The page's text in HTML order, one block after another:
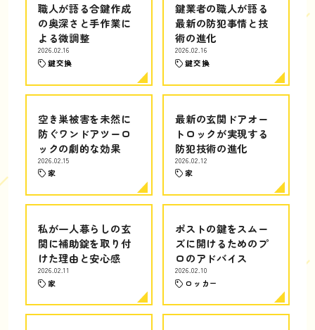
職人が語る合鍵作成
の奥深さと手作業に
よる微調整
2026.02.16
鍵交換
鍵業者の職人が語る
最新の防犯事情と技
術の進化
2026.02.16
鍵交換
空き巣被害を未然に
防ぐワンドアツーロ
ックの劇的な効果
2026.02.15
家
最新の玄関ドアオー
トロックが実現する
防犯技術の進化
2026.02.12
家
私が一人暮らしの玄
関に補助錠を取り付
けた理由と安心感
2026.02.11
家
ポストの鍵をスムー
ズに開けるためのプ
ロのアドバイス
2026.02.10
ロッカー